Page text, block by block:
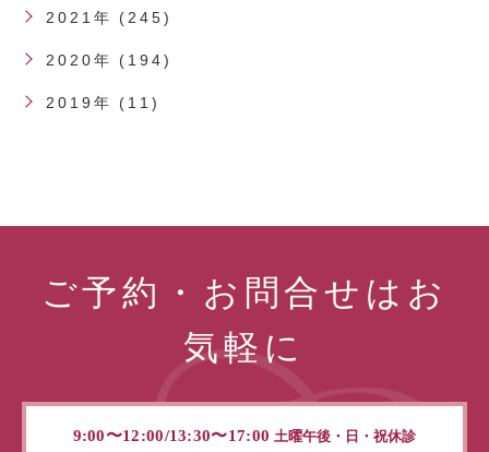
2021年 (245)
2020年 (194)
2019年 (11)
ご予約・お問合せはお
気軽に
9:00〜12:00/13:30〜17:00 土曜午後・日・祝休診